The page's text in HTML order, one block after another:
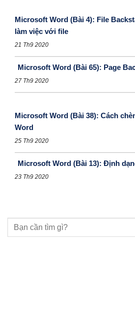
Microsoft Word (Bài 4): File
làm việc với file
21 Th9 2020
Microsoft Word (Bài 65): Page
27 Th9 2020
Microsoft Word (Bài 38): Cách
Word
25 Th9 2020
Microsoft Word (Bài 13): Định
23 Th9 2020